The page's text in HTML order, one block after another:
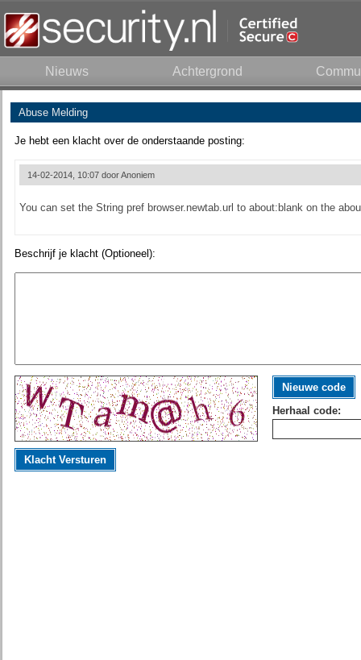
Nieuws Achtergrond
Abuse Melding
Je hebt een klacht over de onderstaande posting:
14-02-2014, 10:07 doorAnoniem
You can set the String pref browser.newtab.url to about:blank on the
Beschrijf je klacht (Optioneel):
Nieuwe code
Herhaal code:
Klacht Versturen